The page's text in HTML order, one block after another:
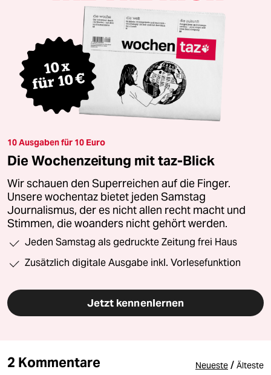
10 Ausgaben für 10 Euro
Die Wochenzeitung mit taz-Blick
Wir schauen den Superreichen auf die Finger.
Unsere wochentaz bietet jeden Samstag
Journalismus, der es nicht allen recht macht und
Stimmen, die woanders nicht gehört werden.
Jeden Samstag als gedruckte Zeitung frei Haus
Zusätzlich digitale Ausgabe inkl. Vorlesefunktion
Jetzt kennenlernen
2 Kommentare Neueste / Älteste